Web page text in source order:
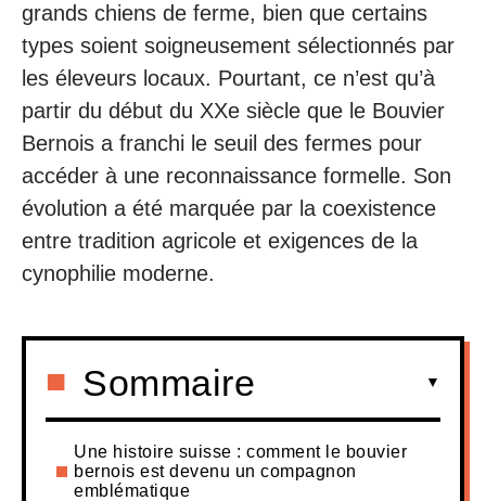
grands chiens de ferme, bien que certains
types soient soigneusement sélectionnés par
les éleveurs locaux. Pourtant, ce n’est qu’à
partir du début du XXe siècle que le Bouvier
Bernois a franchi le seuil des fermes pour
accéder à une reconnaissance formelle. Son
évolution a été marquée par la coexistence
entre tradition agricole et exigences de la
cynophilie moderne.
Sommaire
Une histoire suisse : comment le bouvier
bernois est devenu un compagnon
emblématique